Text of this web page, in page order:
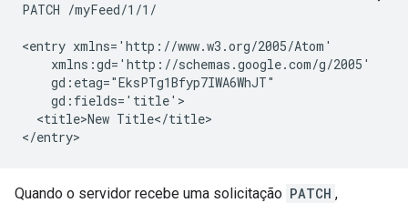
PATCH /myFeed/1/1/
<entry xmlns='http://www.w3.org/2005/Atom'
    xmlns:gd='http://schemas.google.com/g/2005'
    gd:etag="EksPTg1Bfyp7IWA6WhJT"
    gd:fields='title'>
  <title>New Title</title>
</entry>
Quando o servidor recebe uma solicitação PATCH ,